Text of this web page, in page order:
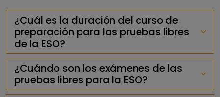
¿Cuál es la duración del curso de
preparación para las pruebas libres
de la ESO?
¿Cuándo son los exámenes de las
pruebas libres para la ESO?